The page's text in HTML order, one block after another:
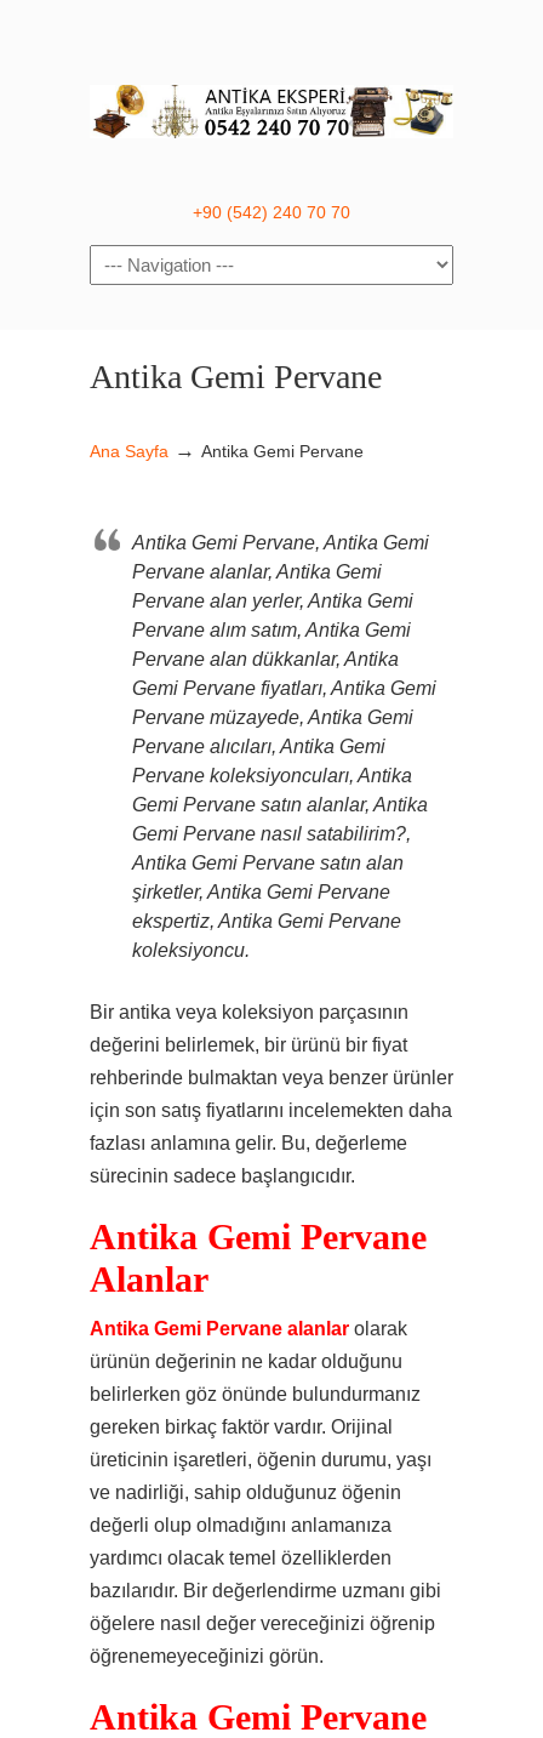
+90 (542) 240 70 70
Navigation
Antika Gemi Pervane
Ana Sayfa → Antika Gemi Pervane
Antika Gemi Pervane, Antika Gemi
Pervane alanlar, Antika Gemi
Pervane alan yerler, Antika Gemi
Pervane alım satım, Antika Gemi
Pervane alan dükkanlar, Antika
Gemi Pervane fiyatları, Antika Gemi
Pervane müzayede, Antika Gemi
Pervane alıcıları, Antika Gemi
Pervane koleksiyoncuları, Antika
Gemi Pervane satın alanlar, Antika
Gemi Pervane nasıl satabilirim?,
Antika Gemi Pervane satın alan
şirketler, Antika Gemi Pervane
ekspertiz, Antika Gemi Pervane
koleksiyoncu.
Bir antika veya koleksiyon parçasının
değerini belirlemek, bir ürünü bir fiyat
rehberinde bulmaktan veya benzer ürünler
için son satış fiyatlarını incelemekten daha
fazlası anlamına gelir. Bu, değerleme
sürecinin sadece başlangıcıdır.
Antika Gemi Pervane
Alanlar
Antika Gemi Pervane alanlar olarak
ürünün değerinin ne kadar olduğunu
belirlerken göz önünde bulundurmanız
gereken birkaç faktör vardır. Orijinal
üreticinin işaretleri, öğenin durumu, yaşı
ve nadirliği, sahip olduğunuz öğenin
değerli olup olmadığını anlamanıza
yardımcı olacak temel özelliklerden
bazılarıdır. Bir değerlendirme uzmanı gibi
öğelere nasıl değer vereceğinizi öğrenip
öğrenemeyeceğinizi görün.
Antika Gemi Pervane